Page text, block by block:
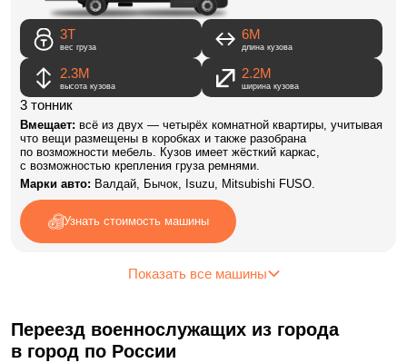
3Т
вес груза
6M
длина кузова
2.3М
высота кузова
2.2М
ширина кузова
3 тонник
Вмещает: всё из двух — четырёх комнатной квартиры, учитывая
что вещи размещены в коробках и также разобрана
по возможности мебель. Кузов имеет жёсткий каркас,
с возможностью крепления груза ремнями.
Марки авто: Валдай, Бычок, Isuzu, Mitsubishi FUSO.
Узнать стоимость машины
Показать все машины
Переезд военнослужащих из города
в город по России